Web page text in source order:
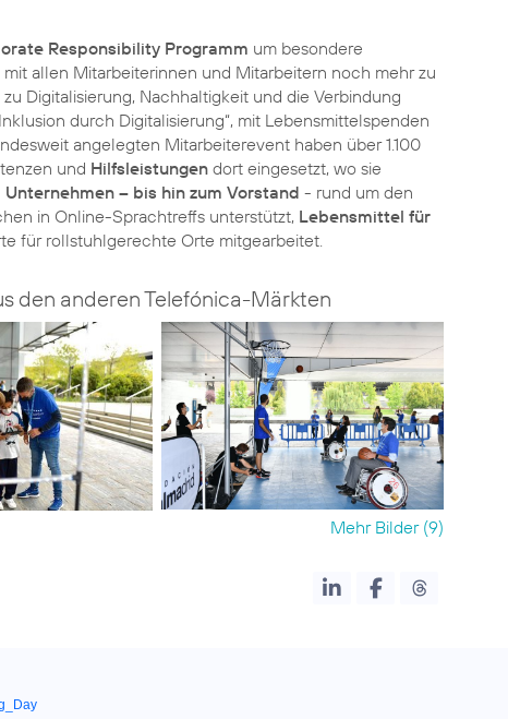
Responsibility Programm um besondere
allen Mitarbeiterinnen und Mitarbeitern noch mehr zu
Digitalisierung, Nachhaltigkeit und die Verbindung
durch Digitalisierung“, mit Lebensmittelspenden
angelegten Mitarbeiterevent haben über 1.100
und Hilfsleistungen dort eingesetzt, wo sie
– bis hin zum Vorstand - rund um den
in Online-Sprachtreffs unterstützt, Lebensmittel für
für rollstuhlgerechte Orte mitgearbeitet.
den anderen Telefónica-Märkten
Mehr Bilder (9)